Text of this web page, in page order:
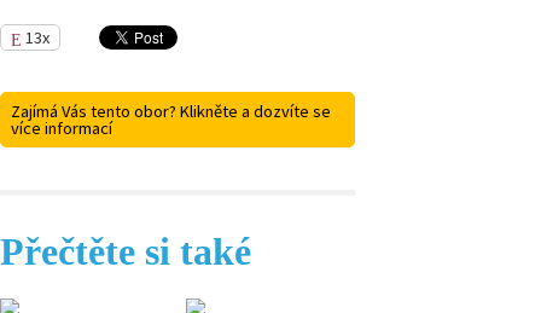
13x
Zajímá Vás tento obor? Klikněte a dozvíte se
více informací
Přečtěte si také